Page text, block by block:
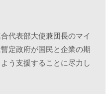
代表部大使兼団長のマイ
定政府が国民と企業の期
う支援することに尽力し